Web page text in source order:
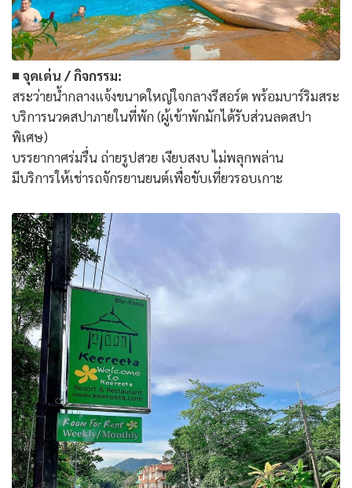
■ จุดเด่น / กิจกรรม:
สระว่ายน้ำกลางแจ้งขนาดใหญ่ใจกลางรีสอร์ต พร้อมบาร์ริมสระ
บริการนวดสปาภายในที่พัก (ผู้เข้าพักมักได้รับส่วนลดสปา
พิเศษ)
บรรยากาศร่มรื่น ถ่ายรูปสวย เงียบสงบ ไม่พลุกพล่าน
มีบริการให้เช่ารถจักรยานยนต์เพื่อขับเที่ยวรอบเกาะ